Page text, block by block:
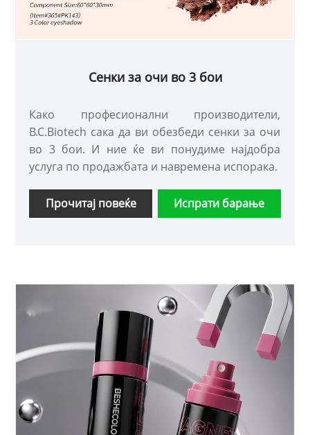
Сенки за очи во 3 бои
Како професионални производители,
B.C.Biotech сака да ви обезбеди сенки за очи
во 3 бои. И ние ќе ви понудиме најдобра
услуга по продажбата и навремена испорака.
Прочитај повеќе Испрати барање